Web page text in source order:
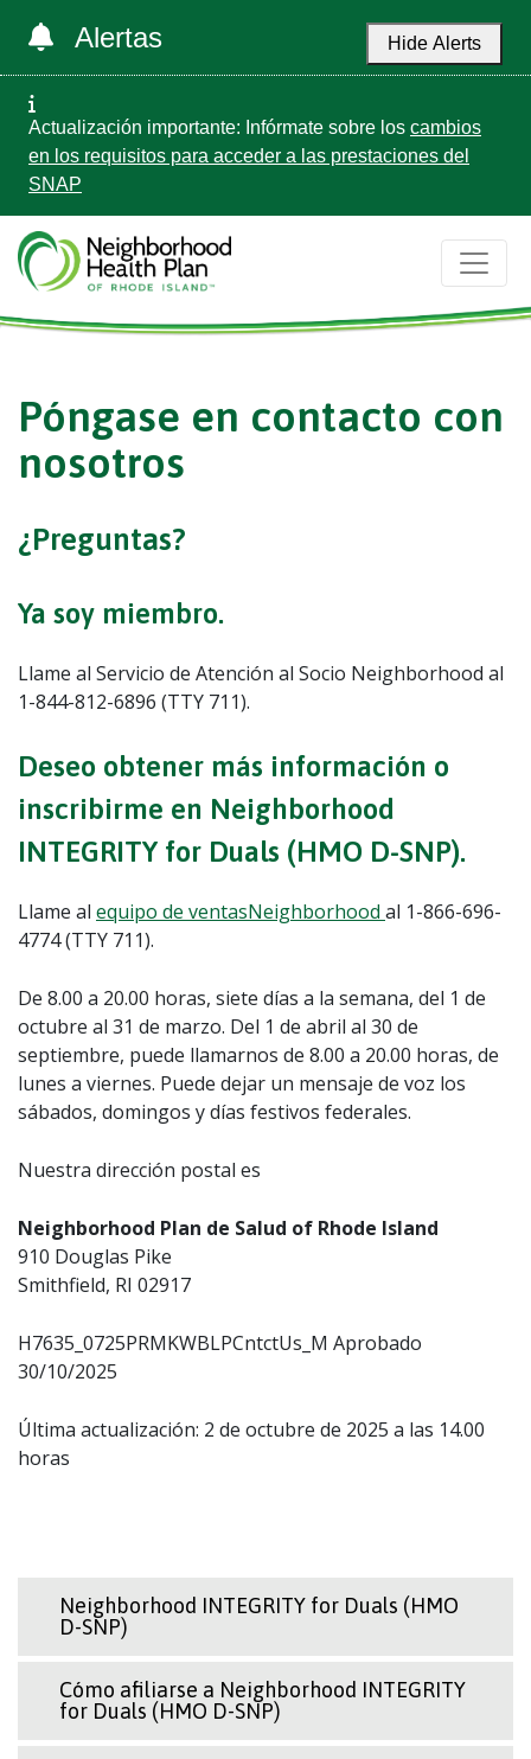
Alertas Hide Alerts
Actualización importante: Infórmate sobre los cambios
en los requisitos para acceder a las prestaciones del
SNAP
Póngase en contacto con
nosotros
¿Preguntas?
Ya soy miembro.
Llame al Servicio de Atención al Socio Neighborhood al
1-844-812-6896 (TTY 711).
Deseo obtener más información o
inscribirme en Neighborhood
INTEGRITY for Duals (HMO D-SNP).
Llame al equipo de ventasNeighborhood al 1-866-696-
4774 (TTY 711).
De 8.00 a 20.00 horas, siete días a la semana, del 1 de
octubre al 31 de marzo. Del 1 de abril al 30 de
septiembre, puede llamarnos de 8.00 a 20.00 horas, de
lunes a viernes. Puede dejar un mensaje de voz los
sábados, domingos y días festivos federales.
Nuestra dirección postal es
Neighborhood Plan de Salud of Rhode Island
910 Douglas Pike
Smithfield, RI 02917
H7635_0725PRMKWBLPCntctUs_M Aprobado
30/10/2025
Última actualización: 2 de octubre de 2025 a las 14.00
horas
Neighborhood INTEGRITY for Duals (HMO
D-SNP)
Cómo afiliarse a Neighborhood INTEGRITY
for Duals (HMO D-SNP)